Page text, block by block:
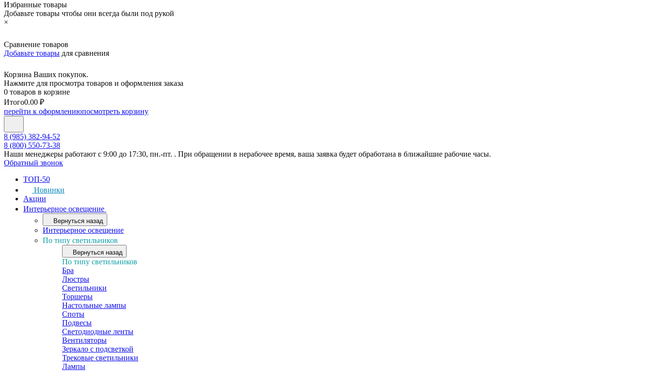
Избранные товары
Добавьте товары чтобы они всегда были под рукой
×
Сравнение товаров
Добавьте товары для сравнения
Корзина Ваших покупок.
Нажмите для просмотра товаров и оформления заказа
0 товаров в корзине
Итого0.00 ₽
перейти к оформлениюпосмотреть корзину
8 (985) 382-94-52
8 (800) 550-73-38
Наши менеджеры работают с 9:00 до 17:30, пн.-пт. . При обращении в нерабочее время, ваша заявка будет обработана в ближайшие рабочие часы.
Обратный звонок
ТОП-50
Новинки
Акции
Интерьерное освещение
Вернуться назад
Интерьерное освещение
По типу светильников
Вернуться назад
По типу светильников
Бра
Люстры
Светильники
Торшеры
Настольные лампы
Споты
Подвесы
Светодиодные ленты
Вентиляторы
Зеркало с подсветкой
Трековые светильники
Лампы